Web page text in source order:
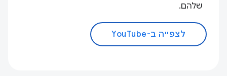
שלהם.
לצפייה ב-YouTube